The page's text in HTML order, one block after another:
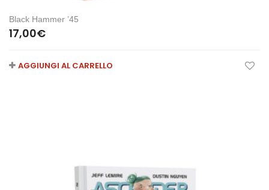
Black Hammer ’45
17,00€
AGGIUNGI AL CARRELLO